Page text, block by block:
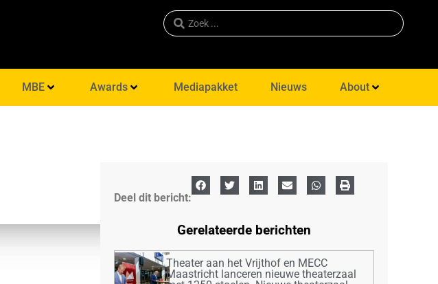
MBE Awards Mediapakket Nieuws About
Deel dit bericht:
Gerelateerde berichten
Theater aan het Vrijthof en MECC
Maastricht lanceren nieuwe theaterzaal